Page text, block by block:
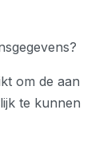
om de aan
te kunnen